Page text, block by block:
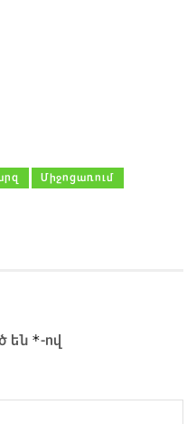
Միջոցառում
են *-ով